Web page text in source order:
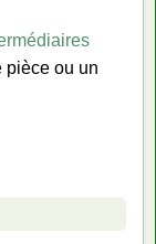
pièce ou un